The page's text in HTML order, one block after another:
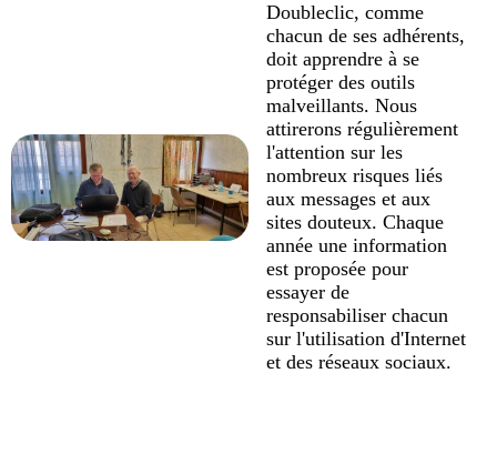
Doubleclic, comme
chacun de ses adhérents,
doit apprendre à se
protéger des outils
malveillants. Nous
attirerons régulièrement
l'attention sur les
nombreux risques liés
aux messages et aux
sites douteux. Chaque
année une information
est proposée pour
essayer de
responsabiliser chacun
sur l'utilisation d'Internet
et des réseaux sociaux.